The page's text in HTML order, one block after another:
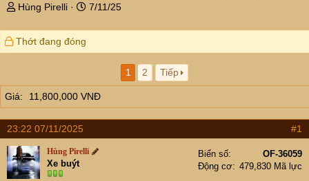
T
r
e
s
t
a
t
e
r
Hùng Pirelli
N
à
i
7/11/25
Thớt đang đóng
1 2 Tiếp
Giá 11,800,000 VNĐ
23:22 07/11/2025 #1
Hùng Pirelli
Xe buýt
Biển số
OF-36059
Động cơ
479,830 Mã lực